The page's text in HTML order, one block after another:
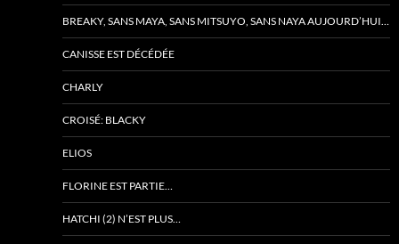
BREAKY, SANS MAYA, SANS MITSUYO, SANS NAYA AUJOURD’HUI…
CANISSE EST DÉCÉDÉE
CHARLY
CROISÉ: BLACKY
ELIOS
FLORINE EST PARTIE…
HATCHI (2) N’EST PLUS…